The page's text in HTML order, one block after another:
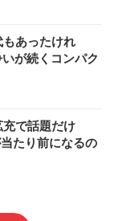
あったけれ
が続くコンパク
で話題だけ
たり前になるの